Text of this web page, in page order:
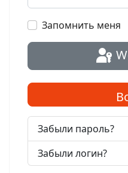
Запомнить меня
Забыли пароль?
Забыли логин?